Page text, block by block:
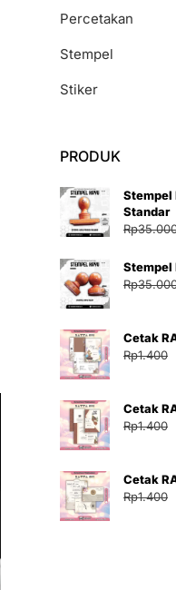
Percetakan
Stempel
Stiker
PRODUK
Stempel
Standar
Rp
Stempel
Rp
Cetak
Rp1.400
Cetak
Rp1.400
Cetak
Rp1.400